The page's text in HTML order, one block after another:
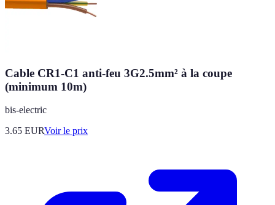
Cable CR1-C1 anti-feu 3G2.5mm² à la coupe
(minimum 10m)
bis-electric
3.65 EURVoir le prix